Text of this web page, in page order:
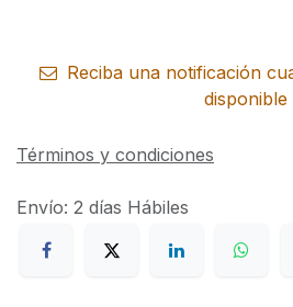
Reciba una notificación
disponible
Términos y condiciones
Envío: 2 días Hábiles